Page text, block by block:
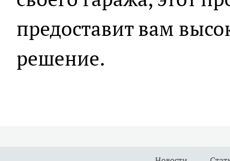
предоставит вам
решение.